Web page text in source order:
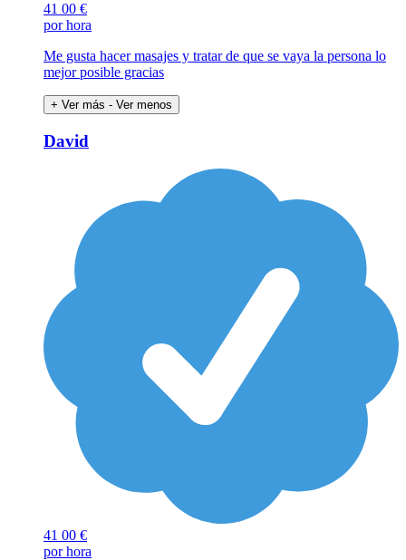
41 00 €
por hora
Me gusta hacer masajes y tratar de que se vaya la persona lo
mejor posible gracias
+ Ver más - Ver menos
David
41 00 €
por hora